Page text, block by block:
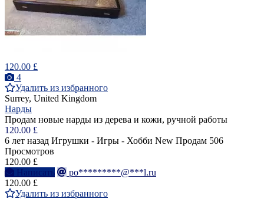
120.00 £
4
Удалить из избранного
Surrey, United Kingdom
Нарды
Продам новые нарды из дерева и кожи, ручной работы
120.00 £
6 лет назад Игрушки - Игры - Хобби New Продам 506
Просмотров
120.00 £
Написать
po*********@***l.ru
120.00 £
Удалить из избранного